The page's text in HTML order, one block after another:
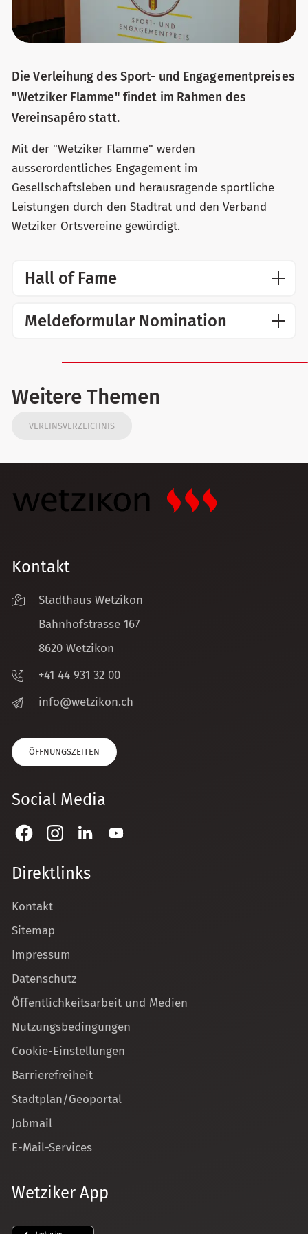
Die Verleihung des Sport- und Engagementpreises
"Wetziker Flamme" findet im Rahmen des
Vereinsapéro statt.
Mit der "Wetziker Flamme" werden
ausserordentliches Engagement im
Gesellschaftsleben und herausragende sportliche
Leistungen durch den Stadtrat und den Verband
Wetziker Ortsvereine gewürdigt.
Hall of Fame
Meldeformular Nomination
Weitere Themen
VEREINSVERZEICHNIS
Kontakt
Stadthaus Wetzikon
Bahnhofstrasse 167
8620 Wetzikon
+41 44 931 32 00
nf
w tz k n ch
ÖFFNUNGSZEITEN
Social Media
Direktlinks
Kontakt
Sitemap
Impressum
Datenschutz
Öffentlichkeitsarbeit und Medien
Nutzungsbedingungen
Cookie-Einstellungen
Barrierefreiheit
Stadtplan/Geoportal
Jobmail
E-Mail-Services
Wetziker App